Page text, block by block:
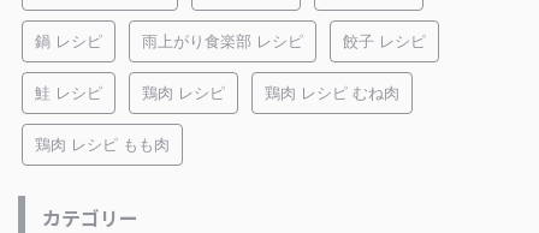
鍋 レシピ 雨上がり食楽部 レシピ 餃子 レシピ
鮭 レシピ 鶏肉 レシピ 鶏肉 レシピ むね肉
鶏肉 レシピ もも肉
カテゴリー